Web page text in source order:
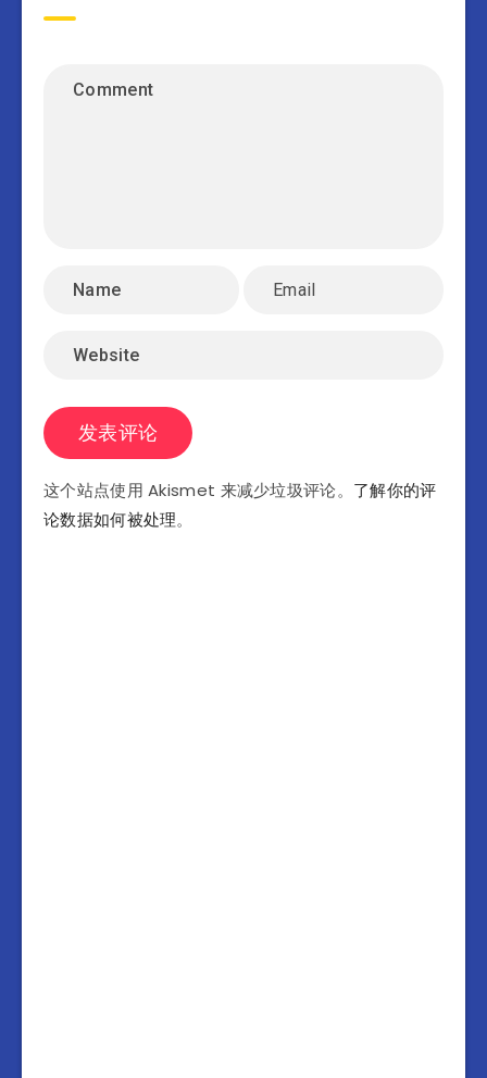
这个站点使用 Akismet 来减少垃圾评论。 了解你的评
论数据如何被处理。